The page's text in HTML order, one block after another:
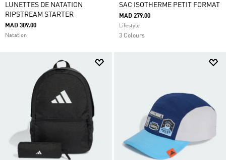
LUNETTES DE NATATION
RIPSTREAM STARTER
MAD 309.00
Natation
SAC ISOTHERME PETIT FORMAT
MAD 279.00
Lifestyle
3 Colours